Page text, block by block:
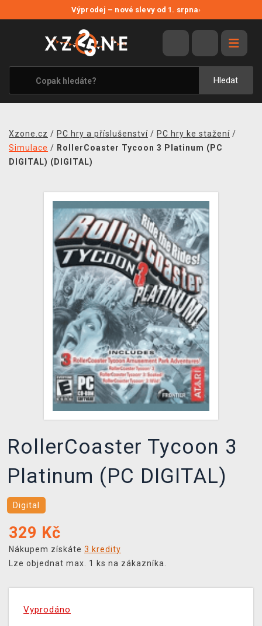
Výprodej – nové slevy od 1. srpna›
Hledat
VÝPRODEJ
VIDEOHRY
XZONE ORIGINALS
TÉMATIKY
MERCHANDISE
PRODEJNY
DOPRAVA
XZONE KLUB
TCG & BOARDGAME HUB
VÝKUP HER (BAZAR)
Xzone.cz / PC hry a příslušenství / PC hry ke stažení /
Simulace / RollerCoaster Tycoon 3 Platinum (PC
DIGITAL) (DIGITAL)
RollerCoaster Tycoon 3
Platinum (PC DIGITAL)
Digital
329 Kč
Nákupem získáte 3 kredity
Lze objednat max. 1 ks na zákazníka.
Vyprodáno